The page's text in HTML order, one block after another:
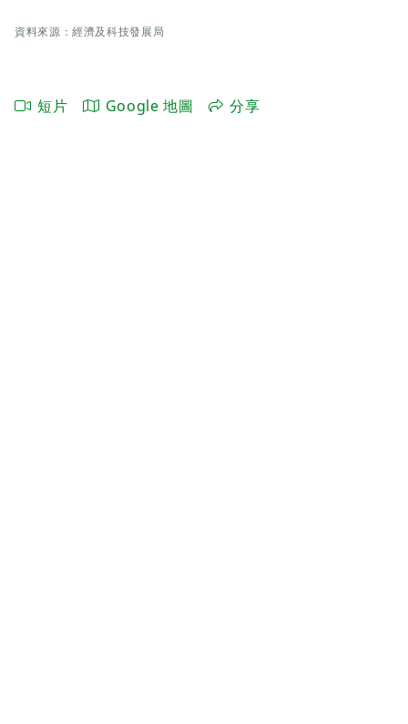
資料來源：經濟及科技發展局
短片 Google 地圖 分享